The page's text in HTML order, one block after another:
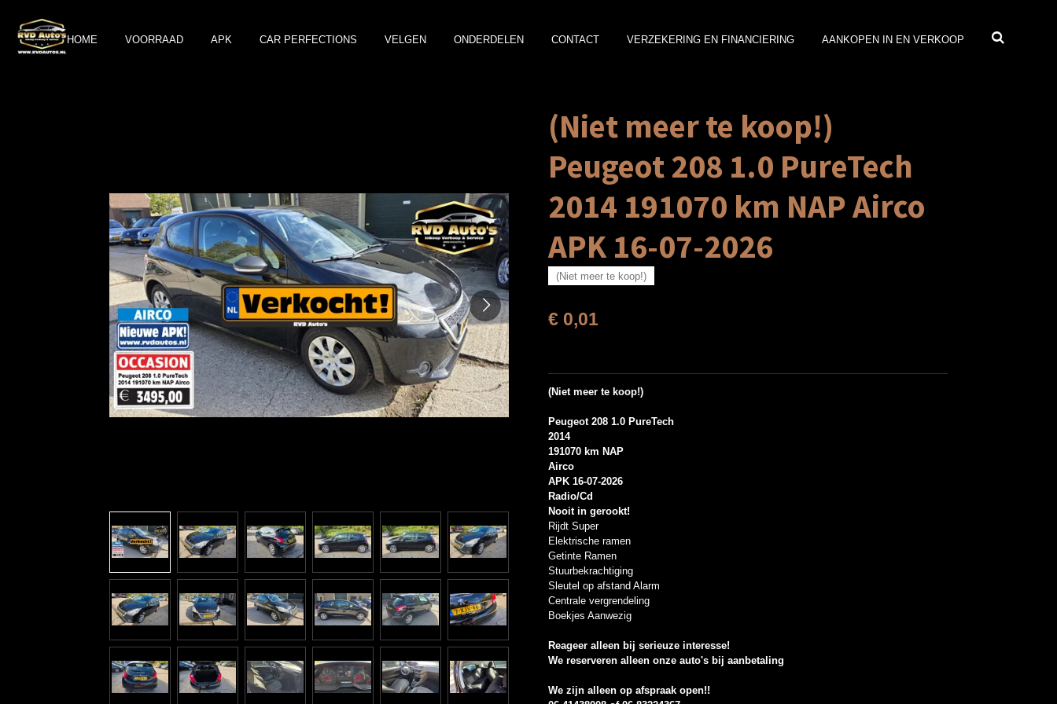
direct
naar
HOME VOORRAAD APK CAR PERFECTIONS VELGEN ONDERDELEN CONTACT VERZEKERING EN FINANCIERING AANKOPEN IN EN VERKOOP
(Niet meer te koop!)
Peugeot 208 1.0 PureTech
2014 191070 km NAP Airco
APK 16-07-2026
(Niet meer te koop!)
€ 0,01
(Niet meer te koop!)
Peugeot 208 1.0 PureTech
2014
191070 km NAP
Airco
APK 16-07-2026
Radio/Cd
Nooit in gerookt!
Rijdt Super
Elektrische ramen
Getinte Ramen
Stuurbekrachtiging
Sleutel op afstand Alarm
Centrale vergrendeling
Boekjes Aanwezig
Reageer alleen bij serieuze interesse!
We reserveren alleen onze auto's bij aanbetaling
We zijn alleen op afspraak open!!